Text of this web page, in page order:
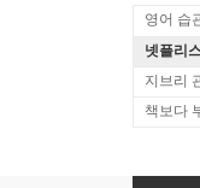
영어 습
넷플리
지브리
책보다